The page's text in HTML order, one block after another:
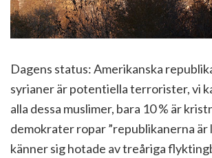
Dagens status: Amerikanska
syrianer är potentiella terrorister, vi
alla dessa muslimer, bara 10 % är
demokrater ropar ”republikanerna är
känner sig hotade av treåriga